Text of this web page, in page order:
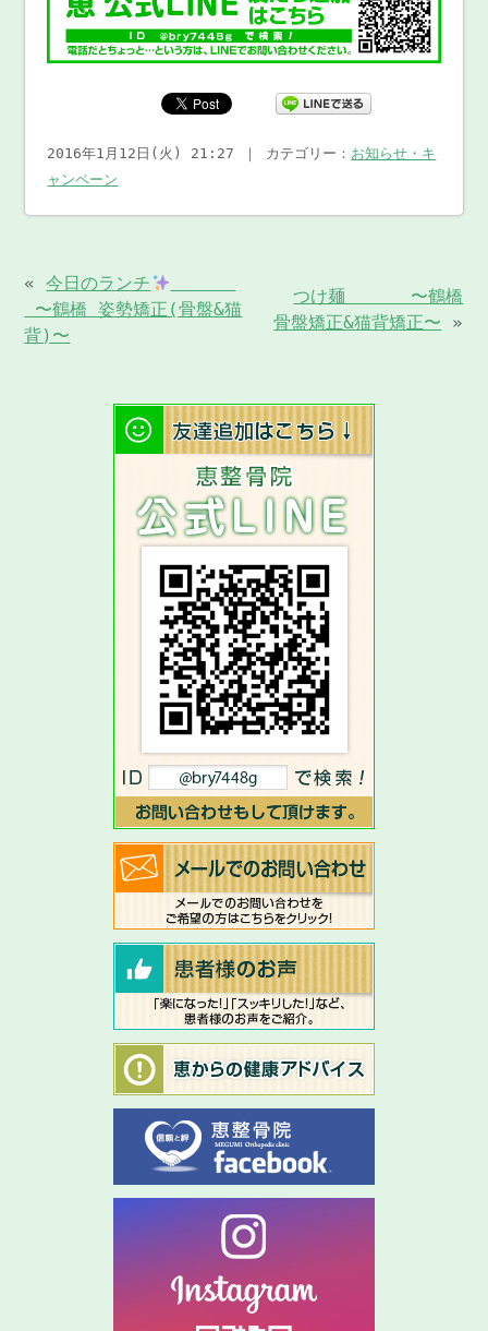
2016年1月12日(火) 21:27 ｜ カテゴリー： お知らせ・キ
ャンペーン
«今日のランチ
〜鶴橋 姿勢矯正(骨盤&猫
背)〜
つけ麺 〜鶴橋
骨盤矯正&猫背矯正〜 »